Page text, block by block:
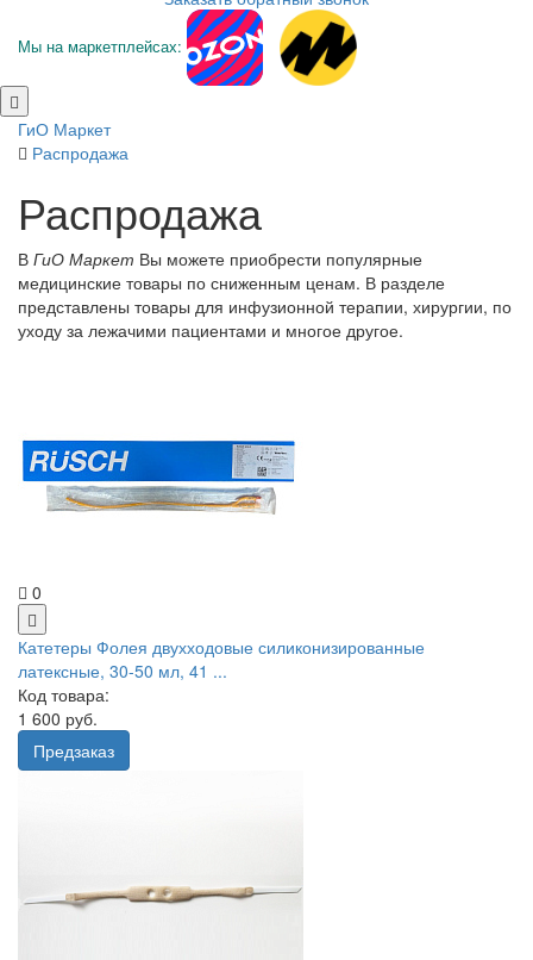
Мы на маркетплейсах:
ГиО Маркет
Распродажа
Распродажа
В ГиО Маркет Вы можете приобрести популярные
медицинские товары по сниженным ценам. В разделе
представлены товары для инфузионной терапии, хирургии, по
уходу за лежачими пациентами и многое другое.
0
Катетеры Фолея двухходовые силиконизированные
латексные, 30-50 мл, 41 ...
Код товара:
1 600 руб.
Предзаказ